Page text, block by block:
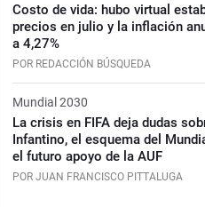
Costo de vida: hubo virtual
precios en julio y la inflación
a 4,27%
POR REDACCIÓN BÚSQUEDA
Mundial 2030
La crisis en FIFA deja dudas
Infantino, el esquema del
el futuro apoyo de la AUF
POR JUAN FRANCISCO PITTALUGA